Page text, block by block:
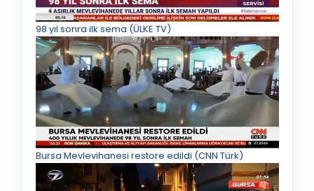
98 yıl sonra ilk sema (ÜLKE TV)
Bursa Mevlevihanesi restore edildi (CNN Türk)